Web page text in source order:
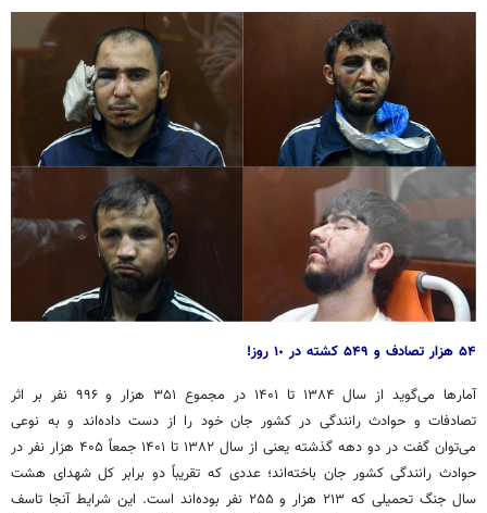
۵۴ هزار تصادف و ۵۴٩ کشته در ١٠ روز!
آمارها می‌گوید از سال ۱۳۸۴ تا ۱۴۰۱ در مجموع ۳۵۱ هزار و ۹۹۶ نفر بر اثر
تصادفات و حوادث رانندگی در کشور جان خود را از دست داده‌اند و به نوعی
می‌توان گفت در دو دهه گذشته یعنی از سال ۱۳۸۲ تا ۱۴۰۱ جمعاً ۴۰۵ هزار نفر در
حوادث رانندگی کشور جان باخته‌اند؛ عددی که تقریباً دو برابر کل شهدای هشت
سال جنگ تحمیلی که ۲۱۳ هزار و ۲۵۵ نفر بوده‌اند است. این شرایط آنجا تاسف